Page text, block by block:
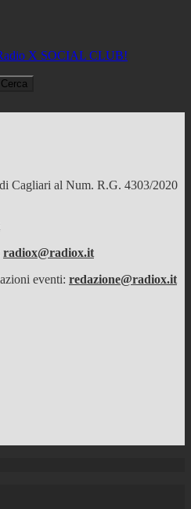
Cagliari al Num. R.G. 4303/2020
radiox@radiox.it
eventi: redazione@radiox.it